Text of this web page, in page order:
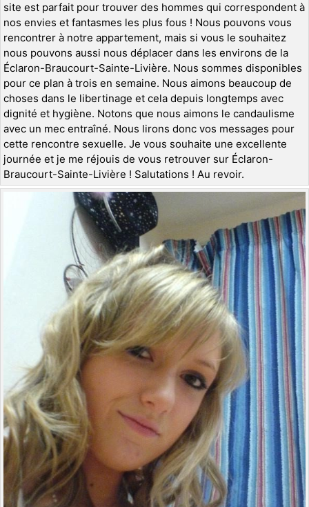
site est parfait pour trouver des hommes qui correspondent à
nos envies et fantasmes les plus fous ! Nous pouvons vous
rencontrer à notre appartement, mais si vous le souhaitez
nous pouvons aussi nous déplacer dans les environs de la
Éclaron-Braucourt-Sainte-Livière. Nous sommes disponibles
pour ce plan à trois en semaine. Nous aimons beaucoup de
choses dans le libertinage et cela depuis longtemps avec
dignité et hygiène. Notons que nous aimons le candaulisme
avec un mec entraîné. Nous lirons donc vos messages pour
cette rencontre sexuelle. Je vous souhaite une excellente
journée et je me réjouis de vous retrouver sur Éclaron-
Braucourt-Sainte-Livière ! Salutations ! Au revoir.